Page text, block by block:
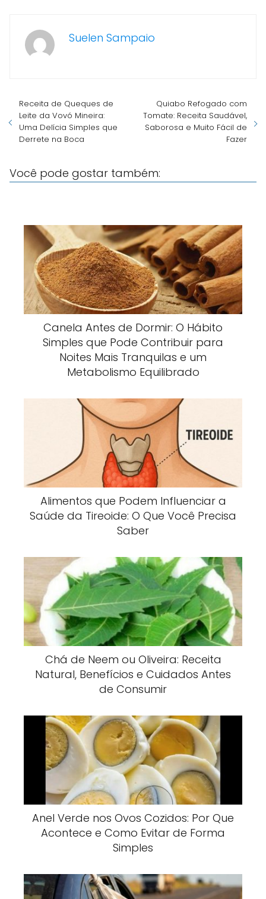
Suelen Sampaio
Receita de Queques de
Leite da Vovó Mineira:
Uma Delícia Simples que
Derrete na Boca
Quiabo Refogado com
Tomate: Receita Saudável,
Saborosa e Muito Fácil de
Fazer
Você pode gostar também:
Canela Antes de Dormir: O Hábito
Simples que Pode Contribuir para
Noites Mais Tranquilas e um
Metabolismo Equilibrado
Alimentos que Podem Influenciar a
Saúde da Tireoide: O Que Você Precisa
Saber
Chá de Neem ou Oliveira: Receita
Natural, Benefícios e Cuidados Antes
de Consumir
Anel Verde nos Ovos Cozidos: Por Que
Acontece e Como Evitar de Forma
Simples